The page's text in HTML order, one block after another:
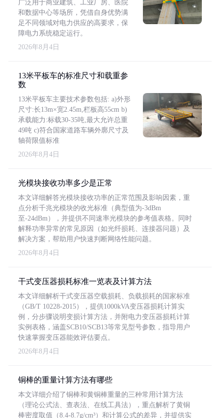
广泛用于商业建筑、工业厂房、医院
和数据中心等场所，凭借自身优势满
足不同领域对电力供应的高要求，保
障电力系统稳定运行。
2026年8月4日
13米平板车的标准尺寸和载重参
数
13米平板车主要技术参数包括: a)外形
尺寸:长13m×宽2.45m,栏板高55cm b)
承载能力:标载30-35吨,最大允许总重
49吨 c)符合国家道路车辆外廓尺寸及
轴荷限值标准
2026年8月4日
光模块接收功率多少是正常
本文详细解答光模块接收功率的正常范围及影响因素，重
点分析千兆光模块的收光标准（典型值为-3dBm
至-24dBm），并提供不同速率光模块的参考值表格。同时
解释功率异常的常见原因（如光纤损耗、连接器问题）及
解决方案，帮助用户快速判断网络性能问题。
2026年8月4日
干式变压器损耗标准一览表及计算方法
本文详细解析干式变压器空载损耗、负载损耗的国家标准
（GB/T 10228-2015），提供1000kVA变压器损耗计算实
例，分步骤说明变损计算方法，并附电力变压器损耗计算
实例表格，涵盖SCB10/SCB13等常见型号参数，指导用户
快速掌握变压器能效评估要点。
2026年8月4日
铜棒的重量计算方法有哪些
本文详细介绍了铜棒和黄铜棒重量的三种常用计算方法
（理论公式法、查表法、在线工具法），重点解析了黄铜
棒密度取值（8.4-8.7g/cm³）和计算公式的差异，并提供实